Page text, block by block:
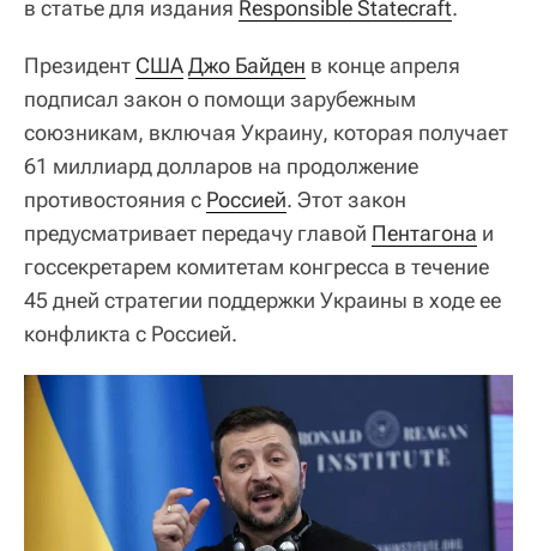
в статье для издания Responsible Statecraft.
Президент СШАДжо Байден в конце апреля
подписал закон о помощи зарубежным
союзникам, включая Украину, которая получает
61 миллиард долларов на продолжение
противостояния с Россией. Этот закон
предусматривает передачу главой Пентагона и
госсекретарем комитетам конгресса в течение
45 дней стратегии поддержки Украины в ходе ее
конфликта с Россией.